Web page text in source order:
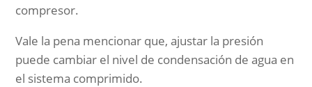
compresor.
Vale la pena mencionar que, ajustar la presión
puede cambiar el nivel de condensación de agua en
el sistema comprimido.